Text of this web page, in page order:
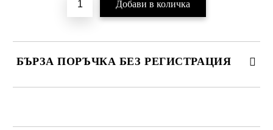
БЪРЗА ПОРЪЧКА БЕЗ РЕГИСТРАЦИЯ